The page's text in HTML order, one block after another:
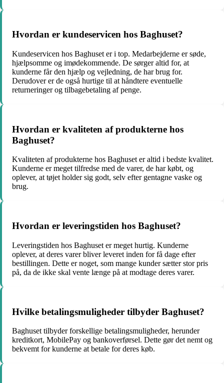
Hvordan er kundeservicen hos Baghuset?
Kundeservicen hos Baghuset er i top. Medarbejderne er søde,
hjælpsomme og imødekommende. De sørger altid for, at
kunderne får den hjælp og vejledning, de har brug for.
Derudover er de også hurtige til at håndtere eventuelle
returneringer og tilbagebetaling af penge.
Hvordan er kvaliteten af produkterne hos
Baghuset?
Kvaliteten af produkterne hos Baghuset er altid i bedste kvalitet.
Kunderne er meget tilfredse med de varer, de har købt, og
oplever, at tøjet holder sig godt, selv efter gentagne vaske og
brug.
Hvordan er leveringstiden hos Baghuset?
Leveringstiden hos Baghuset er meget hurtig. Kunderne
oplever, at deres varer bliver leveret inden for få dage efter
bestillingen. Dette er noget, som mange kunder sætter stor pris
på, da de ikke skal vente længe på at modtage deres varer.
Hvilke betalingsmuligheder tilbyder Baghuset?
Baghuset tilbyder forskellige betalingsmuligheder, herunder
kreditkort, MobilePay og bankoverførsel. Dette gør det nemt og
bekvemt for kunderne at betale for deres køb.